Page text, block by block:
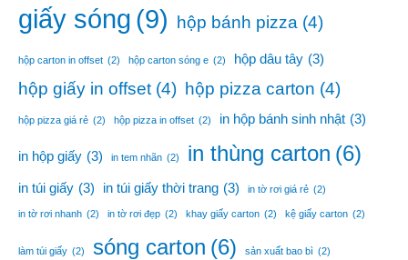
giấy sóng (9) hộp bánh pizza (4)
hộp carton in offset (2) hộp carton sóng e (2) hộp dâu tây (3)
hộp giấy in offset (4) hộp pizza carton (4)
hộp pizza giá rẻ (2) hộp pizza in offset (2) in hộp bánh sinh nhật (3)
in hộp giấy (3) in tem nhãn (2) in thùng carton (6)
in túi giấy (3) in túi giấy thời trang (3) in tờ rơi giá rẻ (2)
in tờ rơi nhanh (2) in tờ rơi đẹp (2) khay giấy carton (2) kệ giấy carton (2)
làm túi giấy (2) sóng carton (6) sản xuất bao bì (2)